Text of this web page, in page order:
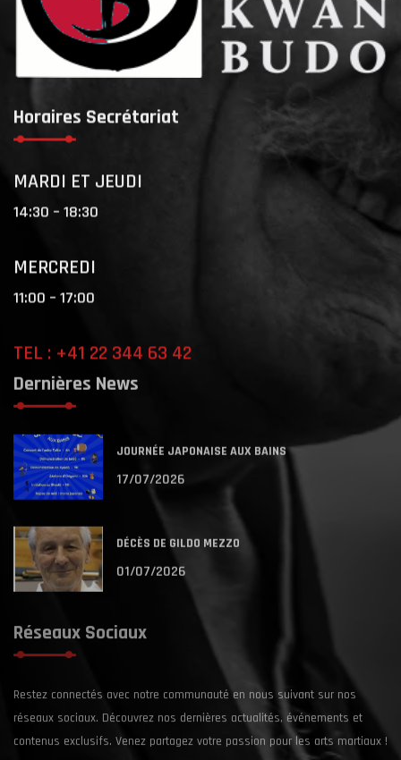
Horaires Secrétariat
MARDI ET JEUDI
14:30 – 18:30
MERCREDI
11:00 – 17:00
TEL : +41 22 344 63 42
Dernières News
JOURNÉE JAPONAISE AUX BAINS
17/07/2026
DÉCÈS DE GILDO MEZZO
01/07/2026
Réseaux Sociaux
Restez connectés avec notre communauté en nous suivant sur nos
réseaux sociaux. Découvrez nos dernières actualités, événements et
contenus exclusifs. Venez partagez votre passion pour les arts martiaux !